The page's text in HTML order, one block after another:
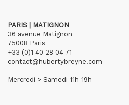
PARIS | MATIGNON
36 avenue Matignon
75008 Paris
+33 (0)1 40 28 04 71
contact@hubertybreyne.com
Mercredi > Samedi 11h-19h